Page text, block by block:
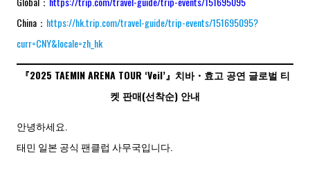
China： https://hk.trip.com/travel-guide/trip-events/151695095?
curr=CNY&locale=zh_hk
『2025 TAEMIN ARENA TOUR ‘Veil’』치바・효고 공연 글로벌 티
켓 판매(선착순) 안내
안녕하세요.
태민 일본 공식 팬클럽 사무국입니다.